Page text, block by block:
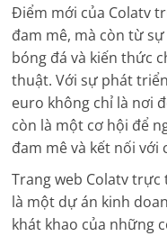
Điểm mới của Colatv
đam mê, mà còn từ
bóng đá và kiến thức
thuật. Với sự phát
euro không chỉ là nơi
còn là một cơ hội để
đam mê và kết nối với
Trang web Colatv
là một dự án kinh
khát khao của những